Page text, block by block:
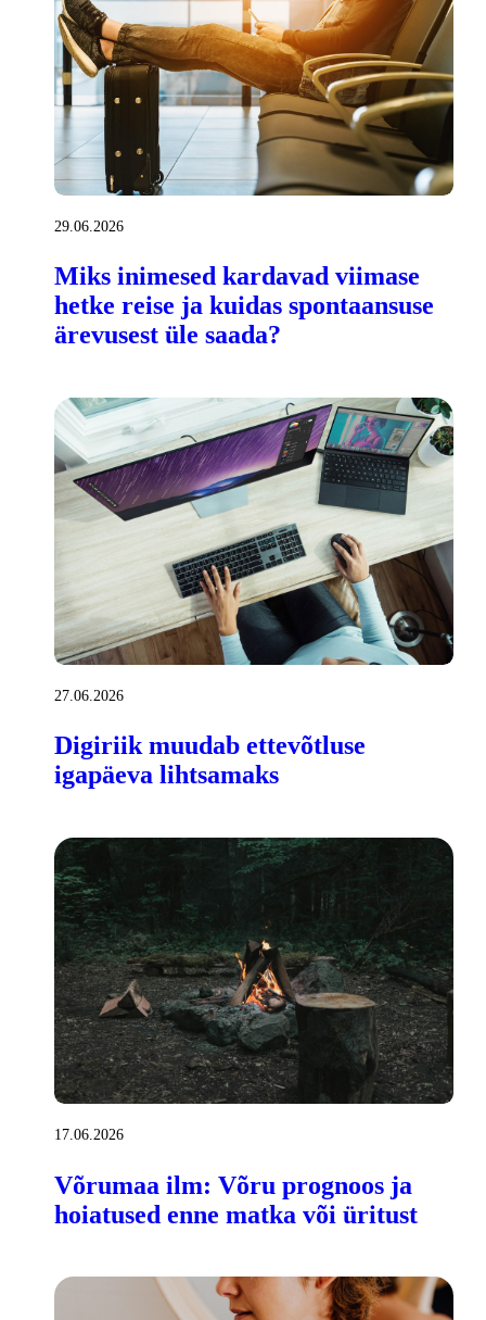
29.06.2026
Miks inimesed kardavad viimase
hetke reise ja kuidas spontaansuse
ärevusest üle saada?
27.06.2026
Digiriik muudab ettevõtluse
igapäeva lihtsamaks
17.06.2026
Võrumaa ilm: Võru prognoos ja
hoiatused enne matka või üritust